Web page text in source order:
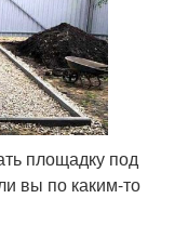
площадку под
вы по каким-то